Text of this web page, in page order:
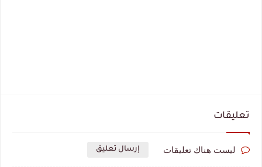
تعليقات
ليست هناك تعليقات إرسال تعليق